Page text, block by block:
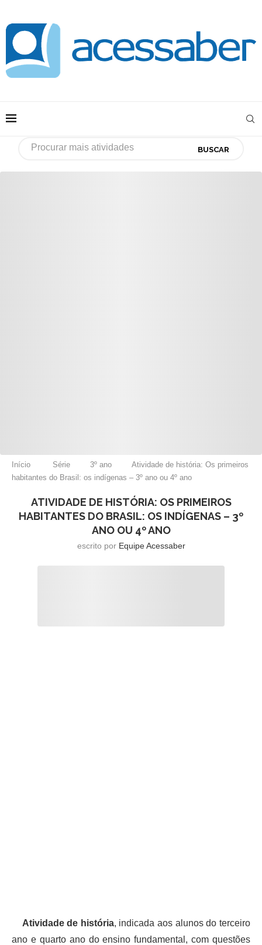
BUSCAR
Início Série 3º ano
Atividade de história: Os primeiros
habitantes do Brasil: os indígenas – 3º ano ou 4º ano
ATIVIDADE DE HISTÓRIA: OS PRIMEIROS
HABITANTES DO BRASIL: OS INDÍGENAS – 3º
ANO OU 4º ANO
escrito por Equipe Acessaber
Atividade de história, indicada aos alunos do terceiro
ano e quarto ano do ensino fundamental, com questões